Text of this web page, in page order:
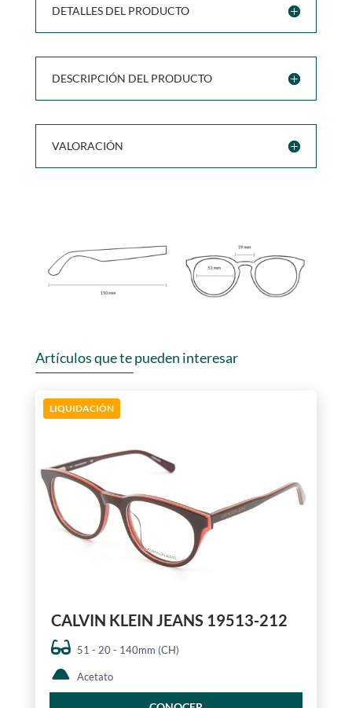
DETALLES DEL PRODUCTO
DESCRIPCIÓN DEL PRODUCTO
VALORACIÓN
Artículos que te pueden interesar
LIQUIDACIÓN
CALVIN KLEIN JEANS 19513-212
51 - 20 - 140mm (CH)
Acetato